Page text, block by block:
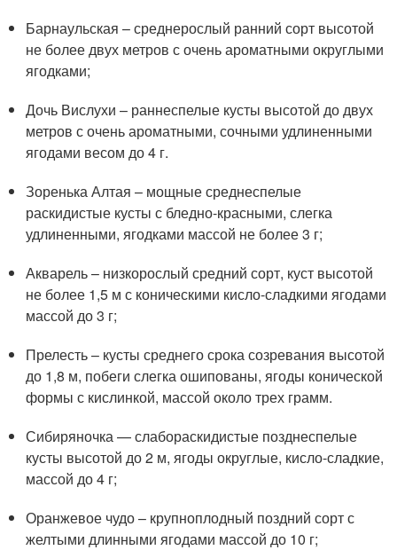
Барнаульская – среднерослый ранний сорт высотой
не более двух метров с очень ароматными округлыми
ягодками;
Дочь Вислухи – раннеспелые кусты высотой до двух
метров с очень ароматными, сочными удлиненными
ягодами весом до 4 г.
Зоренька Алтая – мощные среднеспелые
раскидистые кусты с бледно-красными, слегка
удлиненными, ягодками массой не более 3 г;
Акварель – низкорослый средний сорт, куст высотой
не более 1,5 м с коническими кисло-сладкими ягодами
массой до 3 г;
Прелесть – кусты среднего срока созревания высотой
до 1,8 м, побеги слегка ошипованы, ягоды конической
формы с кислинкой, массой около трех грамм.
Сибиряночка — слабораскидистые позднеспелые
кусты высотой до 2 м, ягоды округлые, кисло-сладкие,
массой до 4 г;
Оранжевое чудо – крупноплодный поздний сорт с
желтыми длинными ягодами массой до 10 г;